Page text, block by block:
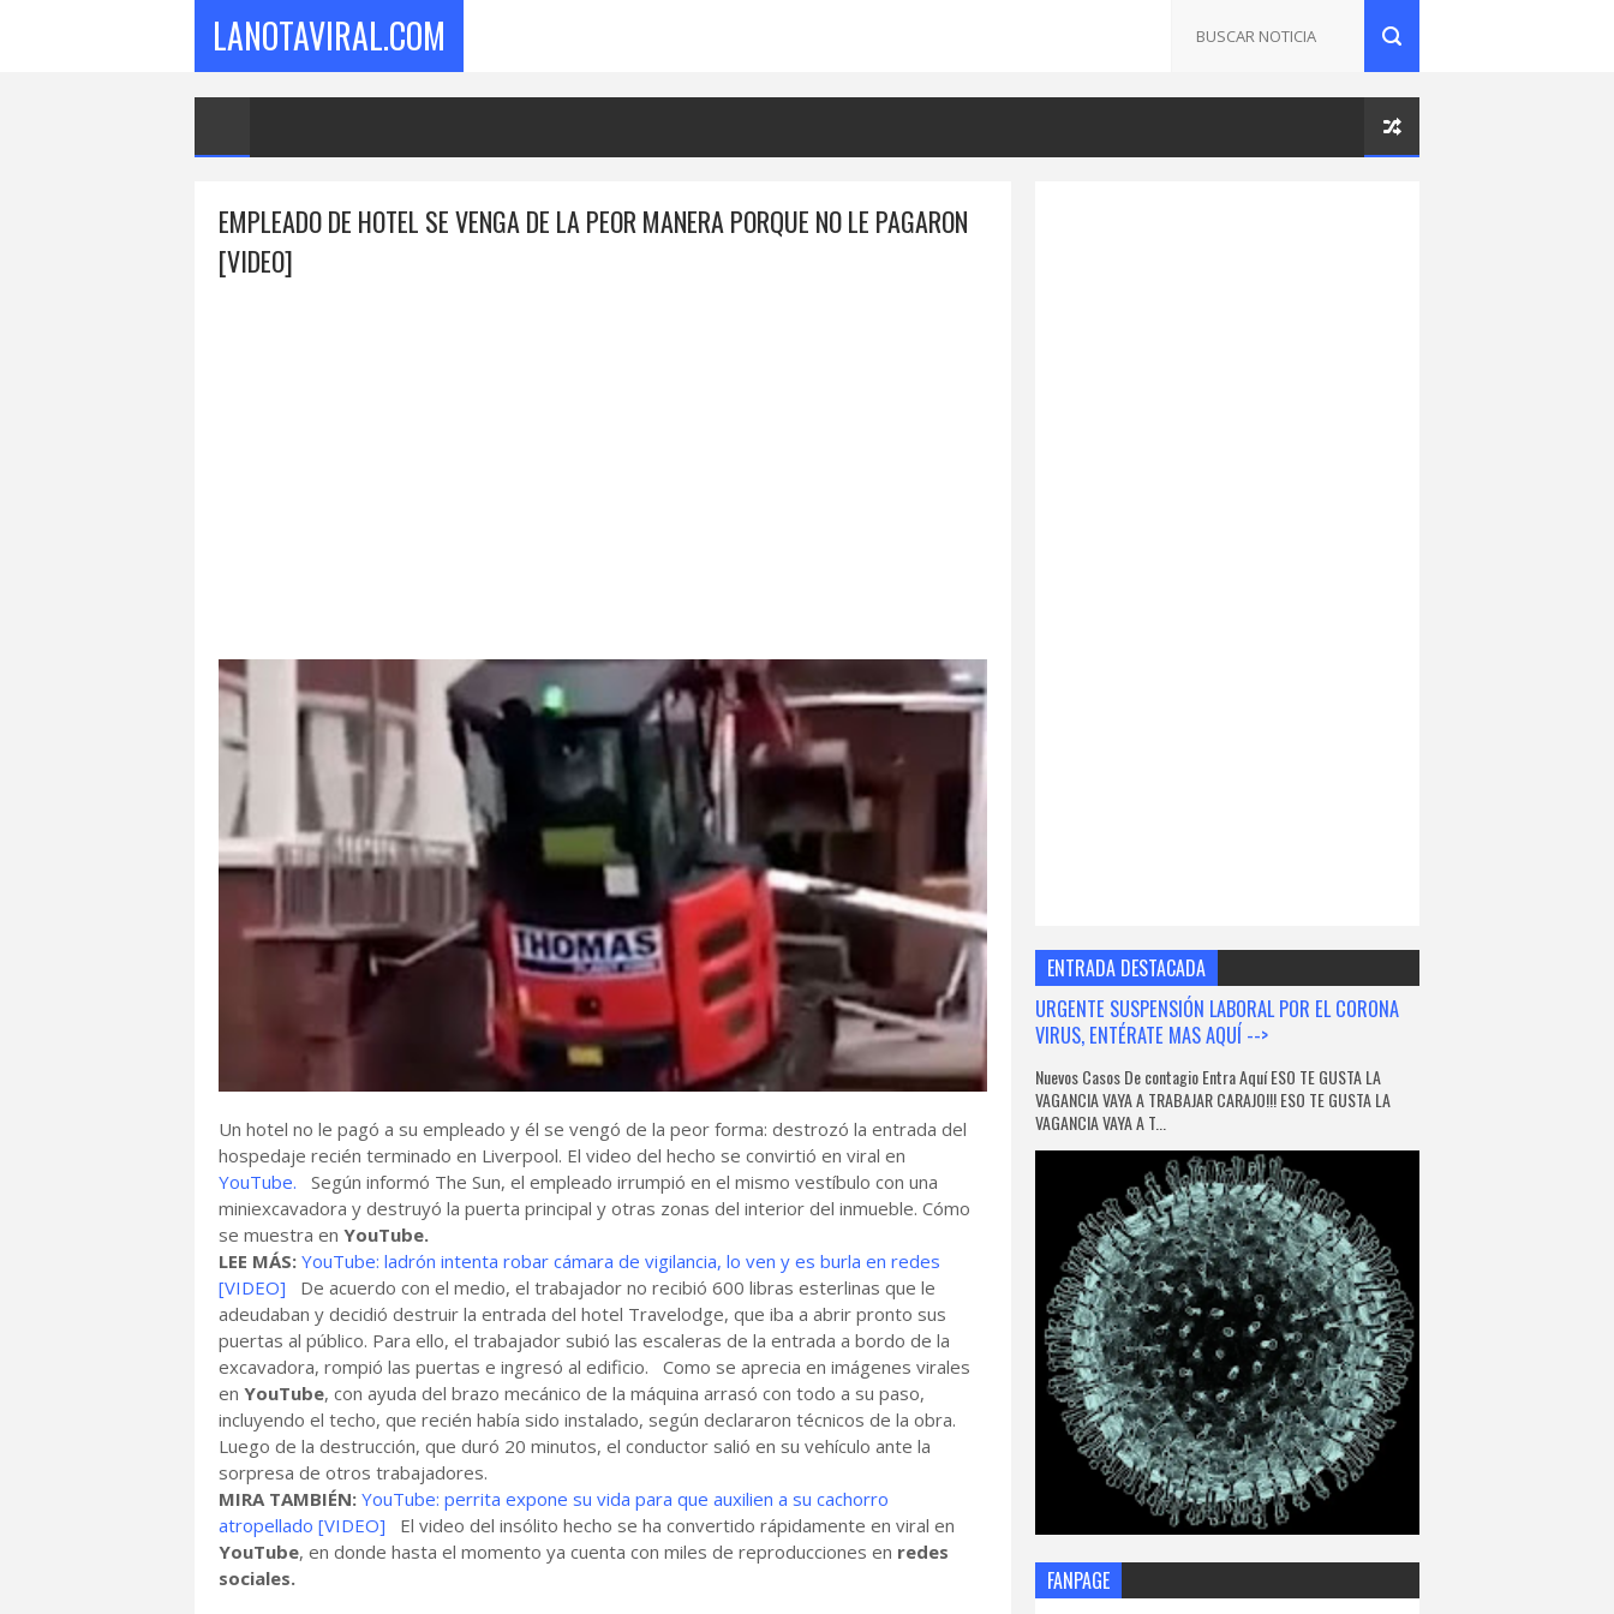
LANOTAVIRAL.COM
EMPLEADO DE HOTEL SE VENGA DE LA PEOR MANERA PORQUE NO LE PAGARON
[VIDEO]
Un hotel no le pagó a su empleado y él se vengó de la peor forma: destrozó la entrada del
hospedaje recién terminado en Liverpool. El video del hecho se convirtió en viral en
YouTube. Según informó The Sun, el empleado irrumpió en el mismo vestíbulo con una
miniexcavadora y destruyó la puerta principal y otras zonas del interior del inmueble. Cómo
se muestra en YouTube.
LEE MÁS: YouTube: ladrón intenta robar cámara de vigilancia, lo ven y es burla en redes
[VIDEO] De acuerdo con el medio, el trabajador no recibió 600 libras esterlinas que le
adeudaban y decidió destruir la entrada del hotel Travelodge, que iba a abrir pronto sus
puertas al público. Para ello, el trabajador subió las escaleras de la entrada a bordo de la
excavadora, rompió las puertas e ingresó al edificio. Como se aprecia en imágenes virales
en YouTube, con ayuda del brazo mecánico de la máquina arrasó con todo a su paso,
incluyendo el techo, que recién había sido instalado, según declararon técnicos de la obra.
Luego de la destrucción, que duró 20 minutos, el conductor salió en su vehículo ante la
sorpresa de otros trabajadores.
MIRA TAMBIÉN: YouTube: perrita expone su vida para que auxilien a su cachorro
atropellado [VIDEO] El video del insólito hecho se ha convertido rápidamente en viral en
YouTube, en donde hasta el momento ya cuenta con miles de reproducciones en redes
sociales.
ENTRADA DESTACADA
URGENTE SUSPENSIÓN LABORAL POR EL CORONA
VIRUS, ENTÉRATE MAS AQUÍ -->
Nuevos Casos De contagio Entra Aquí ESO TE GUSTA LA
VAGANCIA VAYA A TRABAJAR CARAJO!!! ESO TE GUSTA LA
VAGANCIA VAYA A T...
FANPAGE